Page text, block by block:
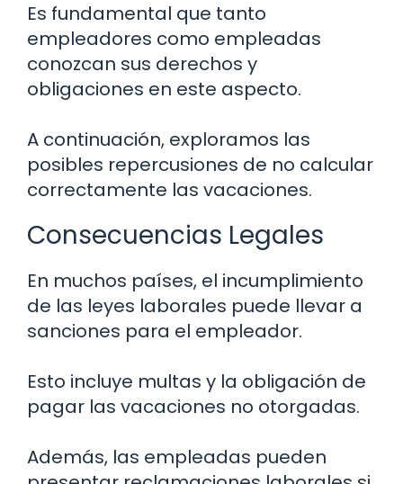
Es fundamental que tanto
empleadores como empleadas
conozcan sus derechos y
obligaciones en este aspecto.
A continuación, exploramos las
posibles repercusiones de no calcular
correctamente las vacaciones.
Consecuencias Legales
En muchos países, el incumplimiento
de las leyes laborales puede llevar a
sanciones para el empleador.
Esto incluye multas y la obligación de
pagar las vacaciones no otorgadas.
Además, las empleadas pueden